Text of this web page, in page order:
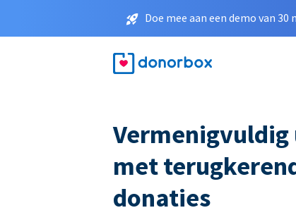
Doe mee aan een demo van
Vermenigvuldig
met
donaties